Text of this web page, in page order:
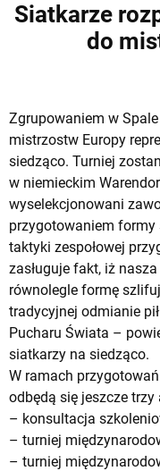
Siatkarze
do
Zgrupowaniem w
mistrzostw Europy
siedząco. Turniej
w niemieckim
wyselekcjonowani
przygotowaniem
taktyki zespołowej
zasługuje fakt, iż
równolegle formę
tradycyjnej odmianie
Pucharu Świata –
siatkarzy na siedząco.
W ramach
odbędą się jeszcze
– konsultacja
– turniej
– turniej